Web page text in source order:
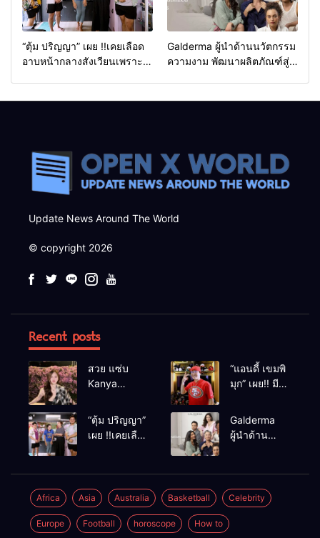
“ตุ้ม ปริญญา” เผย !!เคยเลือด
อาบหน้ากลางสังเวียนเพราะผู้
Galderma ผู้นำด้านนวัตกรรม
ความงาม พัฒนาผลิตภัณฑ์สู่
Update News Around The World
© copyright 2026
Recent posts
สวย แซ่บ
Kanya
“แอนดี้ เขมพิ
มุก” เผย!! มี
ร้าย หลังเคย
เฉียดตายมา
ก่อน
“ตุ้ม ปริญญา”
เผย !!เคยเลือด
Galderma
ผู้นำด้าน
ผลิตภัณฑ์สู่ผิว
ที่งดงามเป็น
Africa Asia Australia Basketball Celebrity
Europe Football horoscope How to